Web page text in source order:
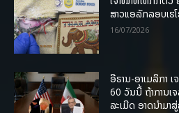
ສາວແອລັກລອບເຮ
16/07/2026
ອີຣານ-ອາເມລິກາ
60 ວັນນີ້ ຖ້າການເ
ລະເມີດ ອາດນໍາມາ